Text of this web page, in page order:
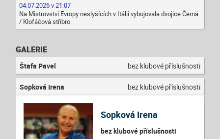
04.07.2026 v 21:07
Na Mistrovství Evropy neslyšících v Itálii vybojovala dvojice Černá
/ Klofáčová stříbro.
GALERIE
Štafa Pavel bez klubové příslušnosti
Sopková Irena bez klubové příslušnosti
Sopková Irena
bez klubové příslušnosti